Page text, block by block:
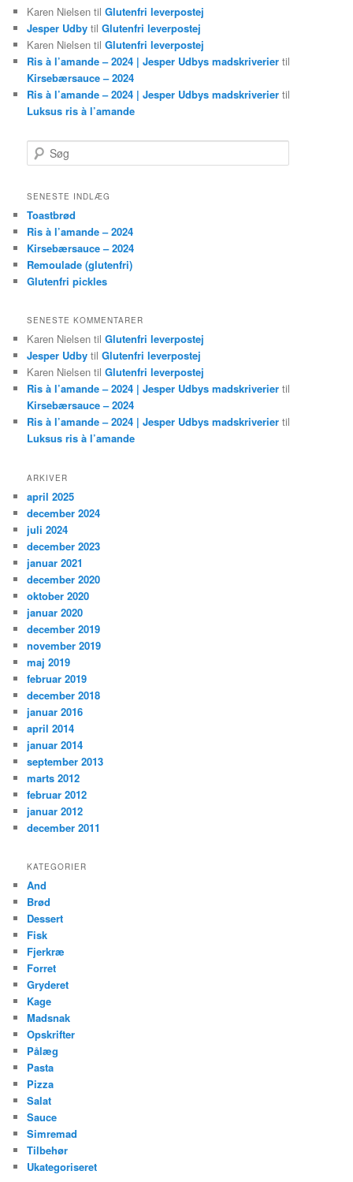
Karen Nielsen tilGlutenfri leverpostej
Jesper Udby tilGlutenfri leverpostej
Karen Nielsen tilGlutenfri leverpostej
Ris à l’amande – 2024 | Jesper Udbys madskriverier til
Kirsebærsauce – 2024
Ris à l’amande – 2024 | Jesper Udbys madskriverier til
Luksus ris à l’amande
Søg
SENESTE INDLÆG
Toastbrød
Ris à l’amande – 2024
Kirsebærsauce – 2024
Remoulade (glutenfri)
Glutenfri pickles
SENESTE KOMMENTARER
Karen Nielsen tilGlutenfri leverpostej
Jesper Udby tilGlutenfri leverpostej
Karen Nielsen tilGlutenfri leverpostej
Ris à l’amande – 2024 | Jesper Udbys madskriverier til
Kirsebærsauce – 2024
Ris à l’amande – 2024 | Jesper Udbys madskriverier til
Luksus ris à l’amande
ARKIVER
april 2025
december 2024
juli 2024
december 2023
januar 2021
december 2020
oktober 2020
januar 2020
december 2019
november 2019
maj 2019
februar 2019
december 2018
januar 2016
april 2014
januar 2014
september 2013
marts 2012
februar 2012
januar 2012
december 2011
KATEGORIER
And
Brød
Dessert
Fisk
Fjerkræ
Forret
Gryderet
Kage
Madsnak
Opskrifter
Pålæg
Pasta
Pizza
Salat
Sauce
Simremad
Tilbehør
Ukategoriseret